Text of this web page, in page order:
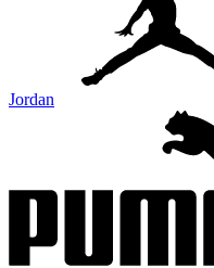
Jordan